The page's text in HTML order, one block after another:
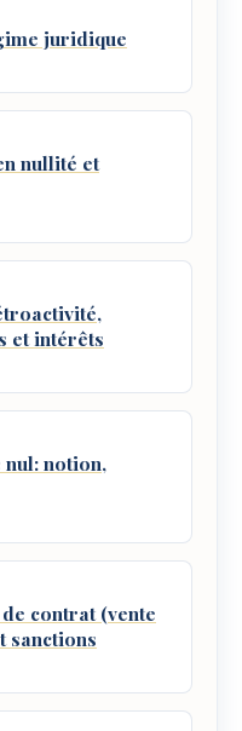
juridique
nullité et
et intérêts
nul: notion,
contrat (vente
sanctions